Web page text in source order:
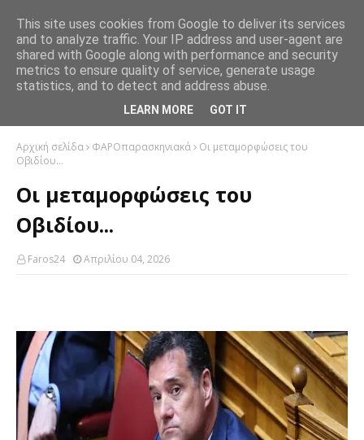
Αρχική σελίδα ΦΑΡΟπαρασκηνιακά
Οι μεταμορφώσεις του
Οβιδίου...
Οι μεταμορφώσεις του
Οβιδίου...
Faros24 Απριλίου 04, 2026
This site uses cookies from Google to deliver its services
and to analyze traffic. Your IP address and user-agent are
shared with Google along with performance and security
metrics to ensure quality of service, generate usage
statistics, and to detect and address abuse.
LEARN MORE GOT IT